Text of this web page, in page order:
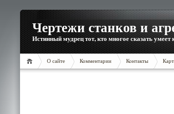
Чертежи станков и
Истинный мудрец тот, кто многое сказать умеет
О сайте Комментарии Контакты